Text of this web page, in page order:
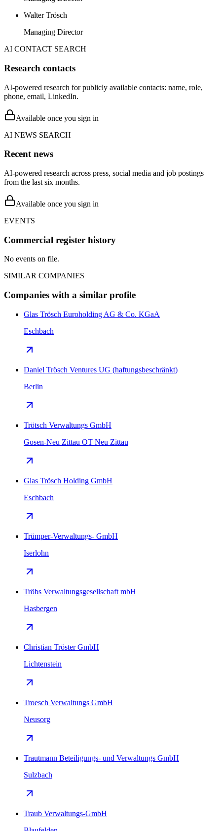
Walter Trösch
Managing Director
AI CONTACT SEARCH
Research contacts
AI-powered research for publicly available contacts: name, role,
phone, email, LinkedIn.
Available once you sign in
AI NEWS SEARCH
Recent news
AI-powered research across press, social media and job postings
from the last six months.
Available once you sign in
EVENTS
Commercial register history
No events on file.
SIMILAR COMPANIES
Companies with a similar profile
Glas Trösch Euroholding AG & Co. KGaA
Eschbach
Daniel Trösch Ventures UG (haftungsbeschränkt)
Berlin
Trötsch Verwaltungs GmbH
Gosen-Neu Zittau OT Neu Zittau
Glas Trösch Holding GmbH
Eschbach
Trümper-Verwaltungs- GmbH
Iserlohn
Tröbs Verwaltungsgesellschaft mbH
Hasbergen
Christian Tröster GmbH
Lichtenstein
Troesch Verwaltungs GmbH
Neusorg
Trautmann Beteiligungs- und Verwaltungs GmbH
Sulzbach
Traub Verwaltungs-GmbH